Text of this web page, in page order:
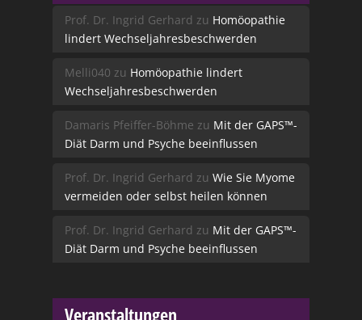
Prof. Dr. Ingrid Gerhard zu Homöopathie
lindert Wechseljahresbeschwerden
Melli040 zu Homöopathie lindert
Wechseljahresbeschwerden
Damaris Pfeiffer-Böhme zu Mit der GAPS™-
Diät Darm und Psyche beeinflussen
Prof. Dr. Ingrid Gerhard zu Wie Sie Myome
vermeiden oder selbst heilen können
Prof. Dr. Ingrid Gerhard zu Mit der GAPS™-
Diät Darm und Psyche beeinflussen
Veranstaltungen